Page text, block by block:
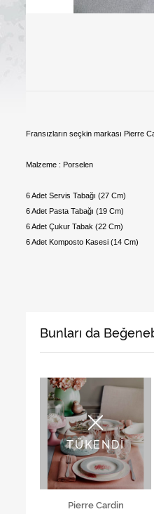
Fransızların seçkin markası Pierre
Malzeme : Porselen
6 Adet Servis Tabağı (27 Cm)
6 Adet Pasta Tabağı (19 Cm)
6 Adet Çukur Tabak (22 Cm)
6 Adet Komposto Kasesi (14 Cm)
Bunları da
TÜKENDİ
Pierre Cardin